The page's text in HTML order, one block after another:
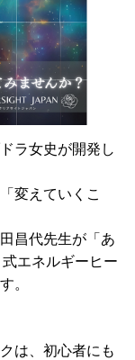
ラ女史が開発し
変えていくこ
昌代先生が「あ
エネルギーヒー
。
は、初心者にも